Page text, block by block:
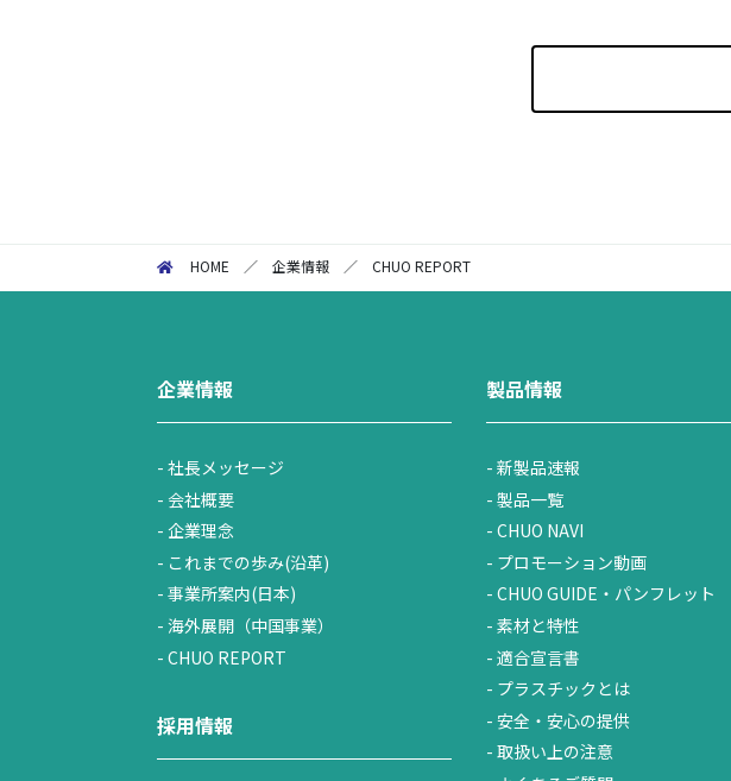
HOME ／企業情報 ／CHUO REPORT
企業情報
社長メッセージ
会社概要
企業理念
これまでの歩み(沿革)
事業所案内(日本)
海外展開（中国事業）
CHUO REPORT
採用情報
製品情報
新製品速報
製品一覧
CHUO NAVI
プロモーション動画
CHUO GUIDE・パンフレット
素材と特性
適合宣言書
プラスチックとは
安全・安心の提供
取扱い上の注意